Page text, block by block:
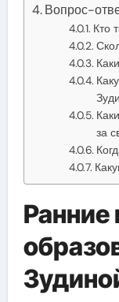
Вопрос-
Кто
за
Ранние